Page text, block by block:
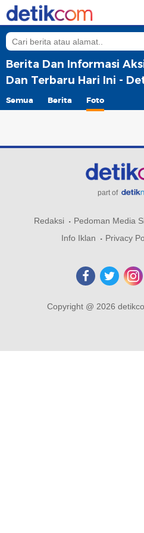
Berita Dan Informasi
Dan Terbaru Hari Ini -
Semua Berita Foto
part of
Redaksi Pedoman Media
Info Iklan
Privacy
Copyright @ 2026